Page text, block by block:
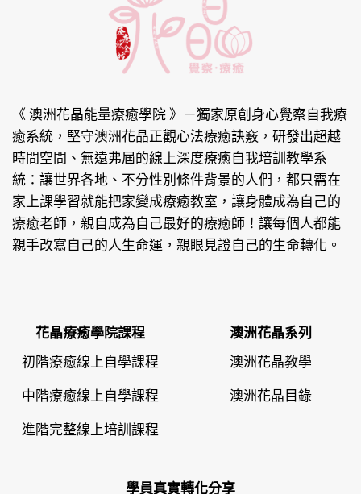
《 澳洲花晶能量療癒學院 》 －獨家原創身心覺察自我療
癒系統，堅守澳洲花晶正觀心法療癒訣竅，研發出超越
時間空間、無遠弗屆的線上深度療癒自我培訓教學系
統：讓世界各地、不分性別條件背景的人們，都只需在
家上課學習就能把家變成療癒教室，讓身體成為自己的
療癒老師，親自成為自己最好的療癒師！讓每個人都能
親手改寫自己的人生命運，親眼見證自己的生命轉化。
花晶療癒學院課程
初階療癒線上自學課程
中階療癒線上自學課程
進階完整線上培訓課程
澳洲花晶系列
澳洲花晶教學
澳洲花晶目錄
學員真實轉化分享